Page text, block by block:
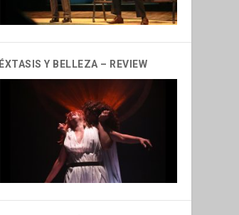
ÉXTASIS Y BELLEZA – REVIEW